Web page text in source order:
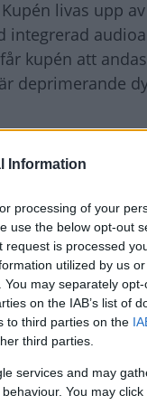
Information
processing of your
use the below opt-out
is processed
utilized by us
may separately
on the IAB’s list of
to third parties on the
third parties.
services and may
You may
livas upp
kupén att
deprimerande
del. V6:an på 2,7
som arbetar
kan
trampar ned
rycker motorn
väntar sig av
motor: 156